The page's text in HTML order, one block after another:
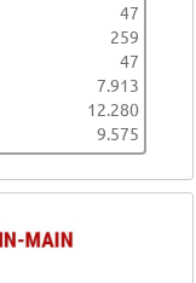
47
259
47
7.913
12.280
9.575